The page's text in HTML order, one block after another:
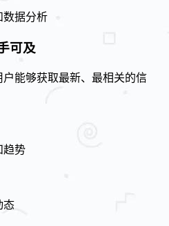
数据分析
可及
户能够获取最新、最相关的信
趋势
态